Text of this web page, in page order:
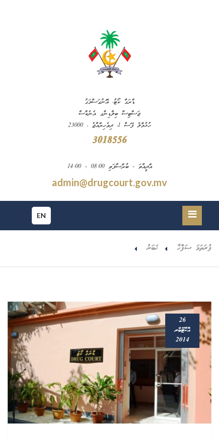
ޑްރަގް ކޯޓު، އޮނުގަސްމަގު
ޖަސްޓިސް ބިލްޑިންގ އެނެކްސް
ހުޅުމާލެ ފޭސް 1، ދިވެހިރާއްޖެ ، 23000
3018556
އާދީއްތަ - ބުރާސްފަތި 08:00 - 14:00
admin@drugcourt.gov.mv
EN
ފުރަތަމަ ސަފްހާ ޚަބަރު
26
އޮކްޓޫބާރ
2014